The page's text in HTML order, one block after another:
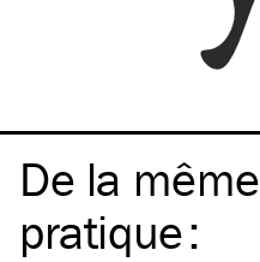
De la même
pratique: